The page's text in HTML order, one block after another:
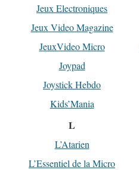
Jeux Electroniques
Jeux Video Magazine
JeuxVideo Micro
Joypad
Joystick Hebdo
Kids’Mania
L
L’Atarien
L’Essentiel de la Micro